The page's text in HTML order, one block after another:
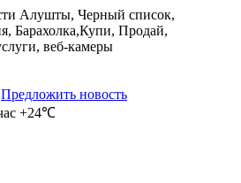
Предложить новость
+24℃